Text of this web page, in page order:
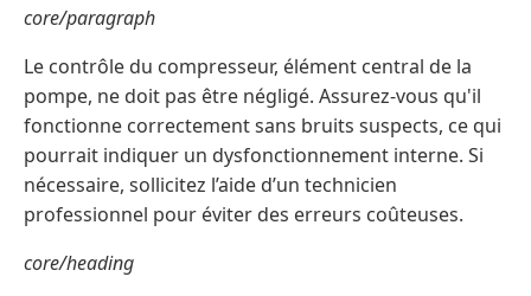
core/paragraph
Le contrôle du compresseur, élément central de la
pompe, ne doit pas être négligé. Assurez-vous qu'il
fonctionne correctement sans bruits suspects, ce qui
pourrait indiquer un dysfonctionnement interne. Si
nécessaire, sollicitez l’aide d’un technicien
professionnel pour éviter des erreurs coûteuses.
core/heading